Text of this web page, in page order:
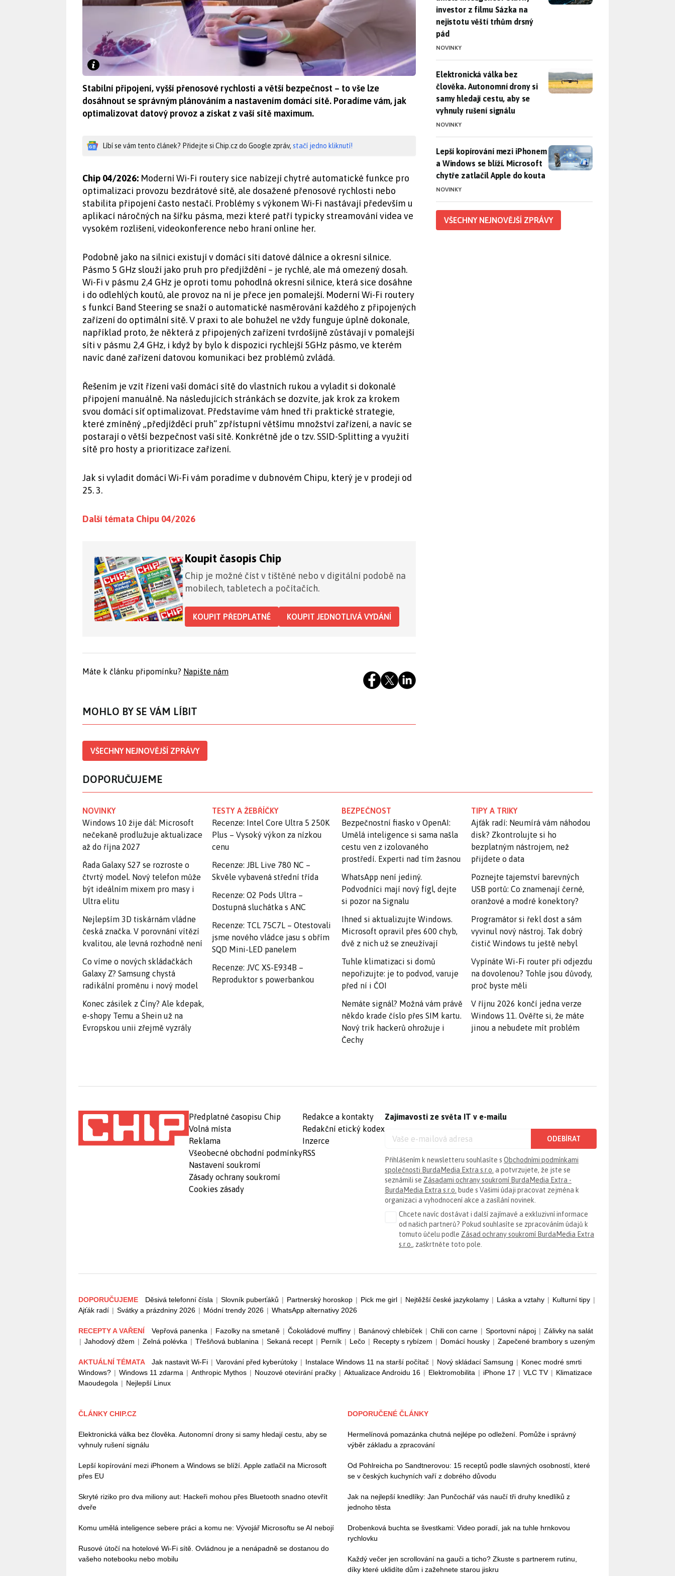
Stabilní připojení, vyšší přenosové rychlosti a větší bezpečnost – to vše lze
dosáhnout se správným plánováním a nastavením domácí sítě. Poradíme vám, jak
optimalizovat datový provoz a získat z vaší sítě maximum.
Líbí se vám tento článek? Přidejte si Chip.cz do Google zpráv, stačí jedno kliknutí!
Chip 04/2026: Moderní Wi-Fi routery sice nabízejí chytré automatické funkce pro
optimalizaci provozu bezdrátové sítě, ale dosažené přenosové rychlosti nebo
stabilita připojení často nestačí. Problémy s výkonem Wi-Fi nastávají především u
aplikací náročných na šířku pásma, mezi které patří typicky streamování videa ve
vysokém rozlišení, videokonference nebo hraní online her.
Podobně jako na silnici existují v domácí síti datové dálnice a okresní silnice.
Pásmo 5 GHz slouží jako pruh pro předjíždění – je rychlé, ale má omezený dosah.
Wi-Fi v pásmu 2,4 GHz je oproti tomu pohodlná okresní silnice, která sice dosáhne
i do odlehlých koutů, ale provoz na ní je přece jen pomalejší. Moderní Wi-Fi routery
s funkcí Band Steering se snaží o automatické nasměrování každého z připojených
zařízení do optimální sítě. V praxi to ale bohužel ne vždy funguje úplně dokonale,
například proto, že některá z připojených zařízení tvrdošíjně zůstávají v pomalejší
síti v pásmu 2,4 GHz, i když by bylo k dispozici rychlejší 5GHz pásmo, ve kterém
navíc dané zařízení datovou komunikaci bez problémů zvládá.
Řešením je vzít řízení vaší domácí sítě do vlastních rukou a vyladit si dokonalé
připojení manuálně. Na následujících stránkách se dozvíte, jak krok za krokem
svou domácí síť optimalizovat. Představíme vám hned tři praktické strategie,
které zmíněný „předjížděcí pruh“ zpřístupní většímu množství zařízení, a navíc se
postarají o větší bezpečnost vaší sítě. Konkrétně jde o tzv. SSID-Splitting a využití
sítě pro hosty a prioritizace zařízení.
Jak si vyladit domácí Wi-Fi vám poradíme v dubnovém Chipu, který je v prodeji od
25. 3.
Další témata Chipu 04/2026
Koupit časopis Chip
Chip je možné číst v tištěné nebo v digitální podobě na
mobilech, tabletech a počítačích.
KOUPIT PŘEDPLATNÉ KOUPIT JEDNOTLIVÁ VYDÁNÍ
Máte k článku připomínku? Napište nám
MOHLO BY SE VÁM LÍBIT
VŠECHNY NEJNOVĚJŠÍ ZPRÁVY
investor z filmu Sázka na
nejistotu věští trhům drsný
pád
NOVINKY
Elektronická válka bez člověka. Autonomní drony si samy hledají
Elektronická válka bez
člověka. Autonomní drony si
samy hledají cestu, aby se
vyhnuly rušení signálu
NOVINKY
Lepší kopírování mezi iPhonem a Windows se blíží. Microsoft
Lepší kopírování mezi iPhonem
a Windows se blíží. Microsoft
chytře zatlačil Apple do kouta
NOVINKY
VŠECHNY NEJNOVĚJŠÍ ZPRÁVY
DOPORUČUJEME
NOVINKY
Windows 10 žije dál: Microsoft
nečekaně prodlužuje aktualizace
až do října 2027
Řada Galaxy S27 se rozroste o
čtvrtý model. Nový telefon může
být ideálním mixem pro masy i
Ultra elitu
Nejlepším 3D tiskárnám vládne
česká značka. V porovnání vítězí
kvalitou, ale levná rozhodně není
Co víme o nových skládačkách
Galaxy Z? Samsung chystá
radikální proměnu i nový model
Konec zásilek z Číny? Ale kdepak,
e-shopy Temu a Shein už na
Evropskou unii zřejmě vyzrály
TESTY A ŽEBŘÍČKY
Recenze: Intel Core Ultra 5 250K
Plus – Vysoký výkon za nízkou
cenu
Recenze: JBL Live 780 NC –
Skvěle vybavená střední třída
Recenze: O2 Pods Ultra –
Dostupná sluchátka s ANC
Recenze: TCL 75C7L – Otestovali
jsme nového vládce jasu s obřím
SQD Mini-LED panelem
Recenze: JVC XS-E934B –
Reproduktor s powerbankou
BEZPEČNOST
Bezpečnostní fiasko v OpenAI:
Umělá inteligence si sama našla
cestu ven z izolovaného
prostředí. Experti nad tím žasnou
WhatsApp není jediný.
Podvodníci mají nový fígl, dejte
si pozor na Signalu
Ihned si aktualizujte Windows.
Microsoft opravil přes 600 chyb,
dvě z nich už se zneužívají
Tuhle klimatizaci si domů
nepořizujte: je to podvod, varuje
před ní i ČOI
Nemáte signál? Možná vám právě
někdo krade číslo přes SIM kartu.
Nový trik hackerů ohrožuje i
Čechy
TIPY A TRIKY
Ajťák radí: Neumírá vám náhodou
disk? Zkontrolujte si ho
bezplatným nástrojem, než
přijdete o data
Poznejte tajemství barevných
USB portů: Co znamenají černé,
oranžové a modré konektory?
Programátor si řekl dost a sám
vyvinul nový nástroj. Tak dobrý
čistič Windows tu ještě nebyl
Vypínáte Wi-Fi router při odjezdu
na dovolenou? Tohle jsou důvody,
proč byste měli
V říjnu 2026 končí jedna verze
Windows 11. Ověřte si, že máte
jinou a nebudete mít problém
Předplatné časopisu Chip
Volná místa
Reklama
Všeobecné obchodní podmínky
Nastavení soukromí
Zásady ochrany soukromí
Cookies zásady
Redakce a kontakty
Redakční etický kodex
Inzerce
RSS
Zajímavosti ze světa IT v e-mailu
ODEBÍRAT
Přihlášením k newsletteru souhlasíte s Obchodními podmínkami
společnosti BurdaMedia Extra s.r.o. a potvrzujete, že jste se
seznámili se Zásadami ochrany soukromí BurdaMedia Extra -
BurdaMedia Extra s.r.o. bude s Vašimi údaji pracovat zejména k
organizaci a vyhodnocení akce a zasílání novinek.
Chcete navíc dostávat i další zajímavé a exkluzivní informace
od našich partnerů? Pokud souhlasíte se zpracováním údajů k
tomuto účelu podle Zásad ochrany soukromí BurdaMedia Extra
s.r.o. , zaškrtněte toto pole.
DOPORUČUJEME Děsivá telefonní čísla | Slovník puberťáků | Partnerský horoskop | Pick me girl | Nejtěžší české jazykolamy | Láska a vztahy | Kulturní tipy |
Ajťák radí | Svátky a prázdniny 2026 | Módní trendy 2026 | WhatsApp alternativy 2026
RECEPTY A VAŘENÍ Vepřová panenka | Fazolky na smetaně | Čokoládové muffiny | Banánový chlebíček | Chili con carne | Sportovní nápoj | Zálivky na salát
| Jahodový džem | Zelná polévka | Třešňová bublanina | Sekaná recept | Perník | Lečo | Recepty s rybízem | Domácí housky | Zapečené brambory s uzeným
AKTUÁLNÍ TÉMATA Jak nastavit Wi-Fi | Varování před kyberútoky | Instalace Windows 11 na starší počítač | Nový skládací Samsung | Konec modré smrti
Windows? | Windows 11 zdarma | Anthropic Mythos | Nouzové otevírání pračky | Aktualizace Androidu 16 | Elektromobilita | iPhone 17 | VLC TV | Klimatizace
Maoudegola | Nejlepší Linux
ČLÁNKY CHIP.CZ
Elektronická válka bez člověka. Autonomní drony si samy hledají cestu, aby se
vyhnuly rušení signálu
Lepší kopírování mezi iPhonem a Windows se blíží. Apple zatlačil na Microsoft
přes EU
Skryté riziko pro dva miliony aut: Hackeři mohou přes Bluetooth snadno otevřít
dveře
Komu umělá inteligence sebere práci a komu ne: Vývojář Microsoftu se AI nebojí
Rusové útočí na hotelové Wi-Fi sítě. Ovládnou je a nenápadně se dostanou do
vašeho notebooku nebo mobilu
DOPORUČENÉ ČLÁNKY
Hermelínová pomazánka chutná nejlépe po odležení. Pomůže i správný
výběr základu a zpracování
Od Pohlreicha po Sandtnerovou: 15 receptů podle slavných osobností, které
se v českých kuchyních vaří z dobrého důvodu
Jak na nejlepší knedlíky: Jan Punčochář vás naučí tři druhy knedlíků z
jednoho těsta
Drobenková buchta se švestkami: Video poradí, jak na tuhle hrnkovou
rychlovku
Každý večer jen scrollování na gauči a ticho? Zkuste s partnerem rutinu,
díky které uklidíte dům i zažehnete starou jiskru